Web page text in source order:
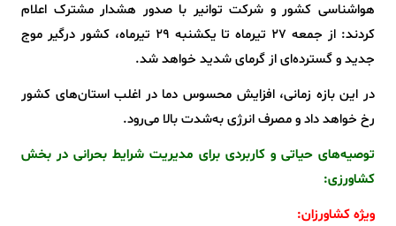
هواشناسی کشور و شرکت توانیر با صدور هشدار مشترک اعلام
کردند: از جمعه ۲۷ تیرماه تا یکشنبه ۲۹ تیرماه، کشور درگیر موج
جدید و گسترده‌ای از گرمای شدید خواهد شد.
در این بازه زمانی، افزایش محسوس دما در اغلب استان‌های کشور
رخ خواهد داد و مصرف انرژی به‌شدت بالا می‌رود.
توصیه‌های حیاتی و کاربردی برای مدیریت شرایط بحرانی در بخش
کشاورزی:
ویژه کشاورزان: